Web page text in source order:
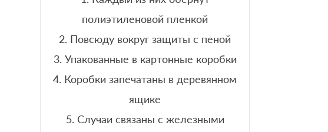
полиэтиленовой пленкой
2. Повсюду вокруг защиты с пеной
3. Упакованные в картонные коробки
4. Коробки запечатаны в деревянном
ящике
5. Случаи связаны с железными